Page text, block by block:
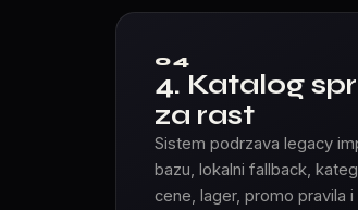
04
4. Katalog
za rast
Sistem podrzava legacy
bazu, lokalni fallback,
cene, lager, promo pravila